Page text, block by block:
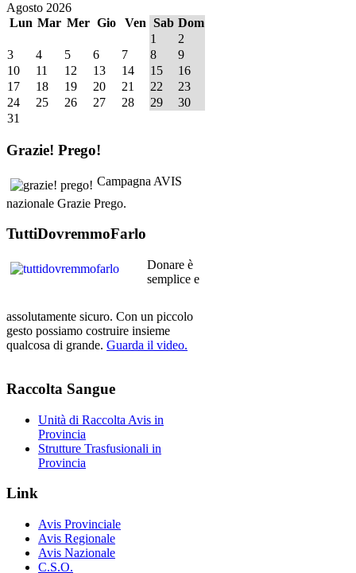
Agosto 2026
Lun Mar Mer Gio Ven Sab Dom
1
2
3
4 5 6 7 8
9
10
11 12 13 14 15
16
17
18 19 20 21 22
23
24
25 26 27 28 29
30
31
Grazie! Prego!
Campagna AVIS
nazionale Grazie Prego.
TuttiDovremmoFarlo
Donare è
semplice e
assolutamente sicuro. Con un piccolo
gesto possiamo costruire insieme
qualcosa di grande. Guarda il video.
Raccolta Sangue
Unità di Raccolta Avis in
Provincia
Strutture Trasfusionali in
Provincia
Link
Avis Provinciale
Avis Regionale
Avis Nazionale
C.S.O.